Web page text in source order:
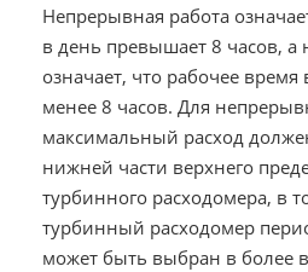
Непрерывная работа
в день превышает 8 часов, а
означает, что рабочее время
менее 8 часов. Для
максимальный расход
нижней части верхнего
турбинного расходомера, в
турбинный расходомер
может быть выбран в более